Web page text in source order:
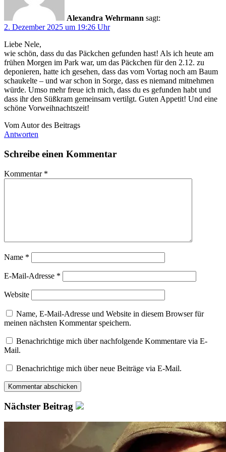
Alexandra Wehrmann sagt:
2. Dezember 2025 um 19:26 Uhr
Liebe Nele,
wie schön, dass du das Päckchen gefunden hast! Als ich heute am
frühen Morgen im Park war, um das Päckchen für den 2.12. zu
deponieren, hatte ich gesehen, dass das vom Vortag noch am Baum
schaukelte – und war schon in Sorge, dass es niemand mitnehmen
würde. Umso mehr freue ich mich, dass du es gefunden habt und
dass ihr den Süßkram gemeinsam vertilgt. Guten Appetit! Und eine
schöne Vorweihnachtszeit!
Vom Autor des Beitrags
Antworten
Schreibe einen Kommentar
Kommentar *
Name *
E-Mail-Adresse *
Website
Name, E-Mail-Adresse und Website in diesem Browser für
meinen nächsten Kommentar speichern.
Benachrichtige mich über nachfolgende Kommentare via E-
Mail.
Benachrichtige mich über neue Beiträge via E-Mail.
Nächster Beitrag